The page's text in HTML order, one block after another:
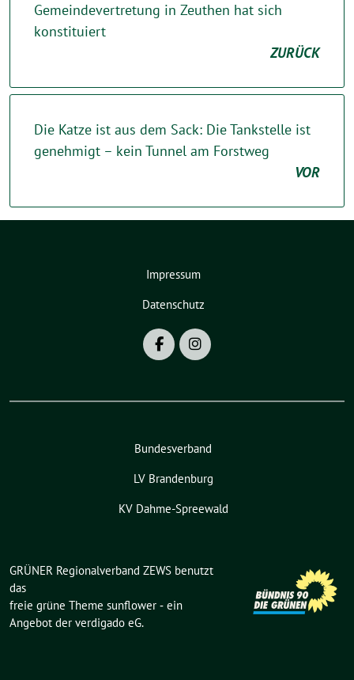
Gemeindevertretung in Zeuthen hat sich
konstituiert
ZURÜCK
Die Katze ist aus dem Sack: Die Tankstelle ist
genehmigt – kein Tunnel am Forstweg
VOR
Impressum
Datenschutz
Bundesverband
LV Brandenburg
KV Dahme-Spreewald
GRÜNER Regionalverband ZEWS benutzt
das
freie grüne Theme sunflower ‐ ein
Angebot der verdigado eG.